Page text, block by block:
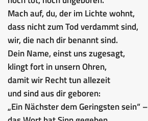
Mach auf, du, der im Lichte wohnt,
dass nicht zum Tod verdammt sind,
wir, die nach dir benannt sind.
Dein Name, einst uns zugesagt,
klingt fort in unsern Ohren,
damit wir Recht tun allezeit
und sind aus dir geboren:
„Ein Nächster dem Geringsten sein“ –